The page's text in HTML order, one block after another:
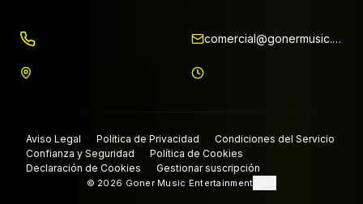
comercial@gonermusic.com
Aviso Legal Política de Privacidad Condiciones del Servicio
Confianza y Seguridad Política de Cookies
Declaración de Cookies Gestionar suscripción
© 2026 Goner Music Entertainment